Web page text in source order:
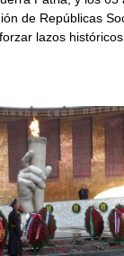
de Repúblicas
lazos